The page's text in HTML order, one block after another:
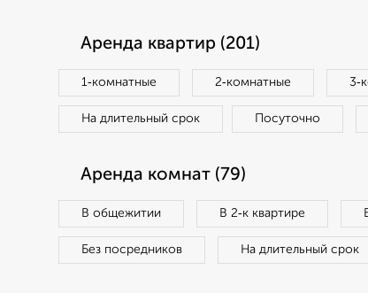
Аренда квартир (201)
1‑комнатные 2‑комнатные
На длительный срок Посуточно
Аренда комнат (79)
В общежитии В 2‑к квартире
Без посредников На длительный срок